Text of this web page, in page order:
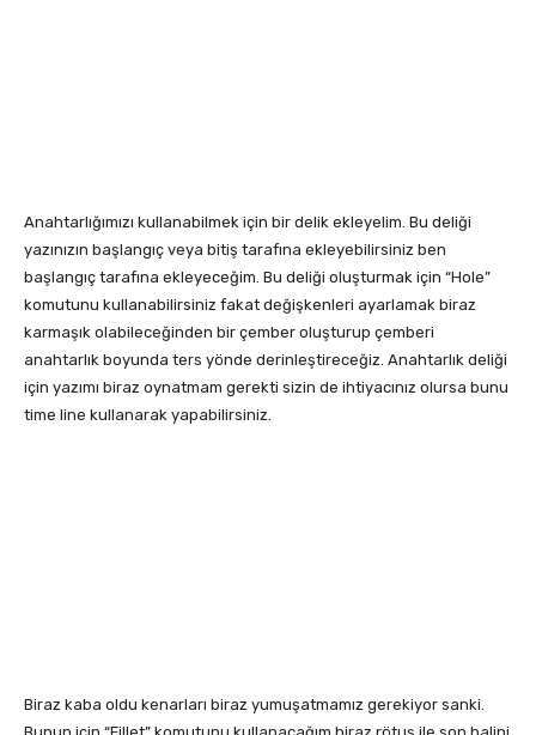
Anahtarlığımızı kullanabilmek için bir delik ekleyelim. Bu deliği
yazınızın başlangıç veya bitiş tarafına ekleyebilirsiniz ben
başlangıç tarafına ekleyeceğim. Bu deliği oluşturmak için “Hole”
komutunu kullanabilirsiniz fakat değişkenleri ayarlamak biraz
karmaşık olabileceğinden bir çember oluşturup çemberi
anahtarlık boyunda ters yönde derinleştireceğiz. Anahtarlık deliği
için yazımı biraz oynatmam gerekti sizin de ihtiyacınız olursa bunu
time line kullanarak yapabilirsiniz.
Biraz kaba oldu kenarları biraz yumuşatmamız gerekiyor sanki.